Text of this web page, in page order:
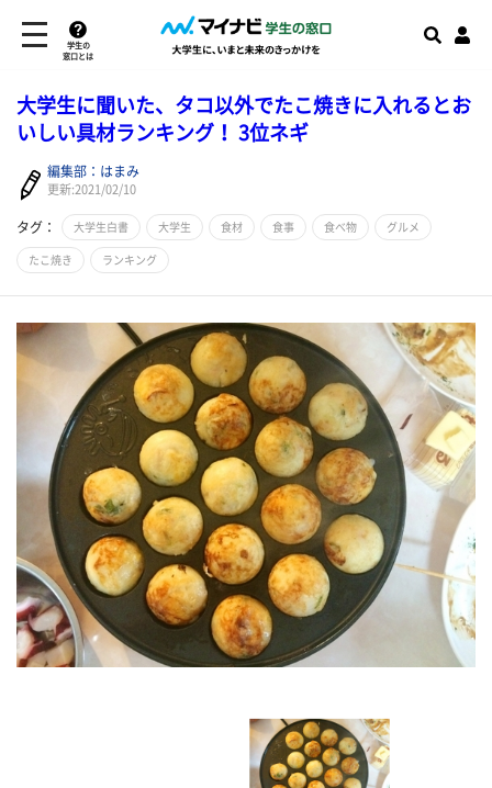
学生の
窓口とは
大学生に聞いた、タコ以外でたこ焼きに入れるとお
いしい具材ランキング！ 3位ネギ
編集部：はまみ
更新:2021/02/10
タグ： 大学生白書 大学生 食材 食事 食べ物 グルメ
たこ焼き ランキング